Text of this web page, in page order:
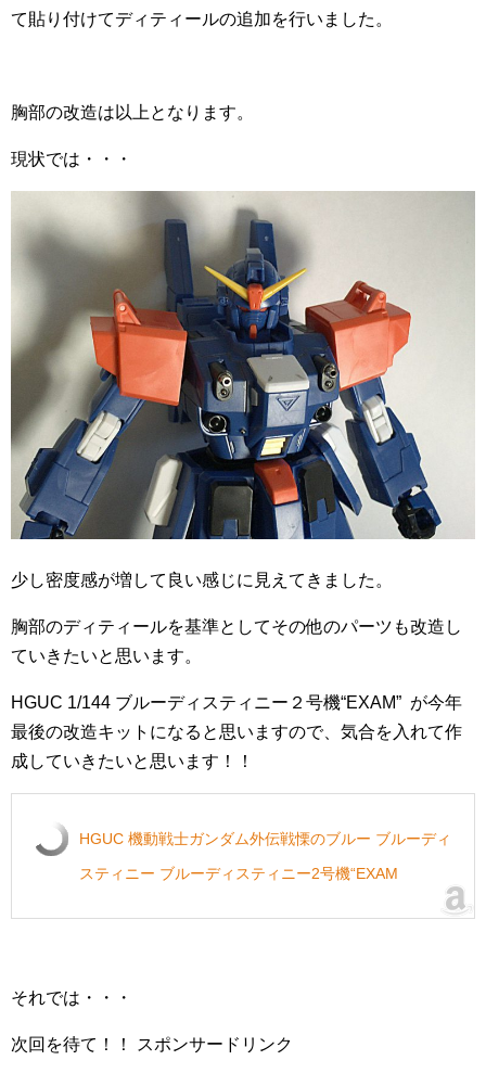
て貼り付けてディティールの追加を行いました。
胸部の改造は以上となります。
現状では・・・
少し密度感が増して良い感じに見えてきました。
胸部のディティールを基準としてその他のパーツも改造し
ていきたいと思います。
HGUC 1/144 ブルーディスティニー２号機“EXAM” が今年
最後の改造キットになると思いますので、気合を入れて作
成していきたいと思います！！
HGUC 機動戦士ガンダム外伝戦慄のブルー ブルーディ
スティニー ブルーディスティニー2号機“EXAM
それでは・・・
次回を待て！！ スポンサードリンク